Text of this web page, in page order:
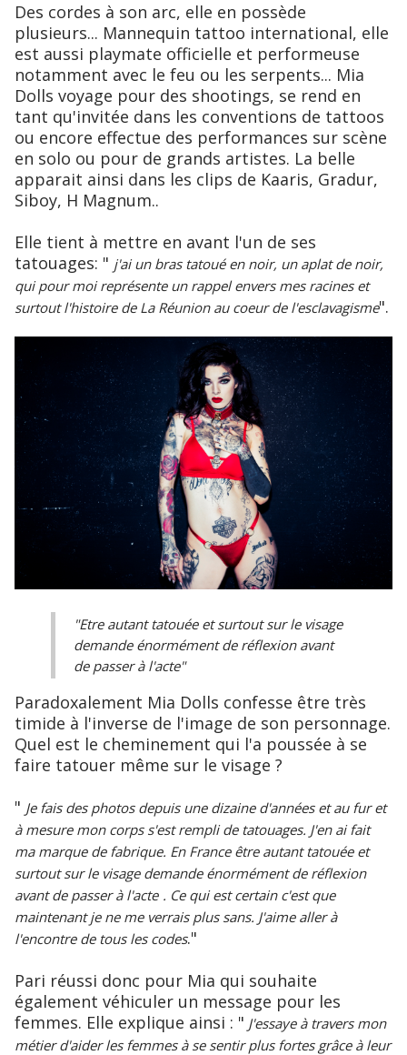
Des cordes à son arc, elle en possède
plusieurs... Mannequin tattoo international, elle
est aussi playmate officielle et performeuse
notamment avec le feu ou les serpents... Mia
Dolls voyage pour des shootings, se rend en
tant qu'invitée dans les conventions de tattoos
ou encore effectue des performances sur scène
en solo ou pour de grands artistes. La belle
apparait ainsi dans les clips de Kaaris, Gradur,
Siboy, H Magnum..
Elle tient à mettre en avant l'un de ses
tatouages: " j'ai un bras tatoué en noir, un aplat de noir,
qui pour moi représente un rappel envers mes racines et
surtout l'histoire de La Réunion au coeur de l'esclavagisme".
"Etre autant tatouée et surtout sur le visage
demande énormément de réflexion avant
de passer à l'acte"
Paradoxalement Mia Dolls confesse être très
timide à l'inverse de l'image de son personnage.
Quel est le cheminement qui l'a poussée à se
faire tatouer même sur le visage ?
" Je fais des photos depuis une dizaine d'années et au fur et
à mesure mon corps s'est rempli de tatouages. J'en ai fait
ma marque de fabrique. En France être autant tatouée et
surtout sur le visage demande énormément de réflexion
avant de passer à l'acte . Ce qui est certain c'est que
maintenant je ne me verrais plus sans. J'aime aller à
l'encontre de tous les codes."
Pari réussi donc pour Mia qui souhaite
également véhiculer un message pour les
femmes. Elle explique ainsi : " J'essaye à travers mon
métier d'aider les femmes à se sentir plus fortes grâce à leur